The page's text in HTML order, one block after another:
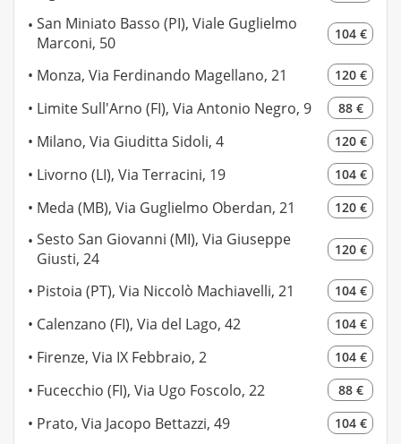
San Miniato Basso (PI), Viale Guglielmo
Marconi, 50
104 €
Monza, Via Ferdinando Magellano, 21 120 €
Limite Sull'Arno (FI), Via Antonio Negro, 9 88 €
Milano, Via Giuditta Sidoli, 4 120 €
Livorno (LI), Via Terracini, 19 104 €
Meda (MB), Via Guglielmo Oberdan, 21 120 €
Sesto San Giovanni (MI), Via Giuseppe
Giusti, 24
120 €
Pistoia (PT), Via Niccolò Machiavelli, 21 104 €
Calenzano (FI), Via del Lago, 42 104 €
Firenze, Via IX Febbraio, 2 104 €
Fucecchio (FI), Via Ugo Foscolo, 22 88 €
Prato, Via Jacopo Bettazzi, 49 104 €